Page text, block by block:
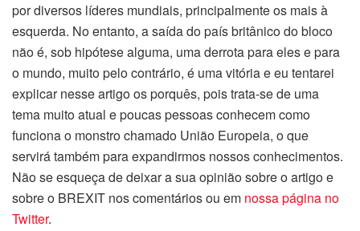
por diversos líderes mundiais, principalmente os mais à
esquerda. No entanto, a saída do país britânico do bloco
não é, sob hipótese alguma, uma derrota para eles e para
o mundo, muito pelo contrário, é uma vitória e eu tentarei
explicar nesse artigo os porquês, pois trata-se de uma
tema muito atual e poucas pessoas conhecem como
funciona o monstro chamado União Europeia, o que
servirá também para expandirmos nossos conhecimentos.
Não se esqueça de deixar a sua opinião sobre o artigo e
sobre o BREXIT nos comentários ou em nossa página no
Twitter.